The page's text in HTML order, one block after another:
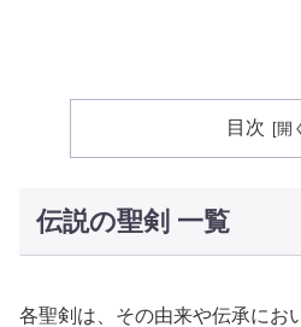
目次
伝説の聖剣 一覧
各聖剣は、その由来や伝承にお